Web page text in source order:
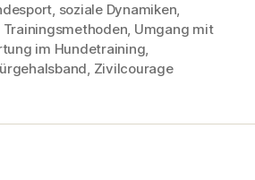
, soziale Dynamiken,
Trainingsmethoden, Umgang mit
im Hundetraining,
, Zivilcourage